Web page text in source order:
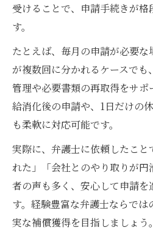
受けることで、申請手続きが格
す。
たとえば、毎月の申請が必要
が複数回に分かれるケースで
管理や必要書類の再取得をサ
給消化後の申請や、1日だけの
も柔軟に対応可能です。
実際に、弁護士に依頼したこと
れた」「会社とのやり取りが
者の声も多く、安心して申請を
す。経験豊富な弁護士ならで
実な補償獲得を目指しましょう。